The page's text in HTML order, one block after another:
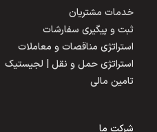
خدمات مشتریان
ثبت و پیگیری سفارشات
استراتژی مناقصات و معاملات
استراتژی حمل و نقل | لجیستیک
تامین مالی
شرکت ما